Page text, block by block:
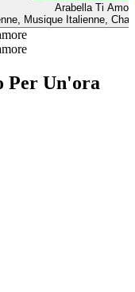
Arabella Ti Amo
Musique Italienne,
Per Un'ora